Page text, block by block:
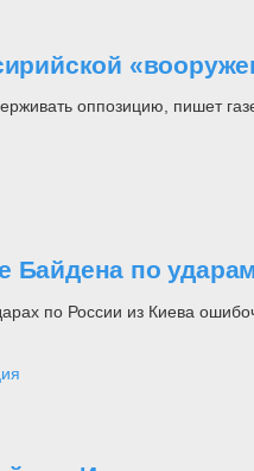
оппозицию, пишет
по
по России из Киева